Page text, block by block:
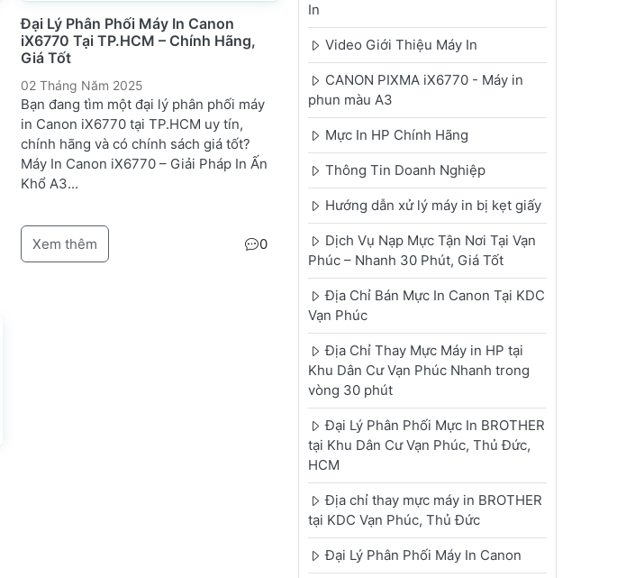
Đại Lý Phân Phối Máy In Canon
iX6770 Tại TP.HCM – Chính Hãng,
Giá Tốt
02 Tháng Năm 2025
Bạn đang tìm một đại lý phân phối máy
in Canon iX6770 tại TP.HCM uy tín,
chính hãng và có chính sách giá tốt?
Máy In Canon iX6770 – Giải Pháp In Ấn
Khổ A3...
Xem thêm 0
In
Video Giới Thiệu Máy In
CANON PIXMA iX6770 - Máy in
phun màu A3
Mực In HP Chính Hãng
Thông Tin Doanh Nghiệp
Hướng dẫn xử lý máy in bị kẹt giấy
Dịch Vụ Nạp Mực Tận Nơi Tại Vạn
Phúc – Nhanh 30 Phút, Giá Tốt
Địa Chỉ Bán Mực In Canon Tại KDC
Vạn Phúc
Địa Chỉ Thay Mực Máy in HP tại
Khu Dân Cư Vạn Phúc Nhanh trong
vòng 30 phút
Đại Lý Phân Phối Mực In BROTHER
tại Khu Dân Cư Vạn Phúc, Thủ Đức,
HCM
Địa chỉ thay mực máy in BROTHER
tại KDC Vạn Phúc, Thủ Đức
Đại Lý Phân Phối Máy In Canon